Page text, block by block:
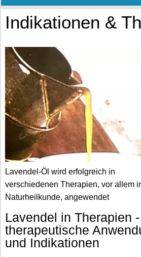
Indikationen &
Lavendel-Öl wird erfolgreich in
verschiedenen Therapien, vor allem
Naturheilkunde, angewendet
Lavendel in Therapien -
therapeutische
und Indikationen